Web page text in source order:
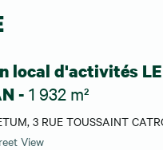
local d'activités LE
- 1 932 m²
3 RUE TOUSSAINT
View